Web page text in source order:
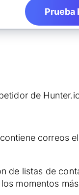
Prueba
de
correos
de listas de
momentos